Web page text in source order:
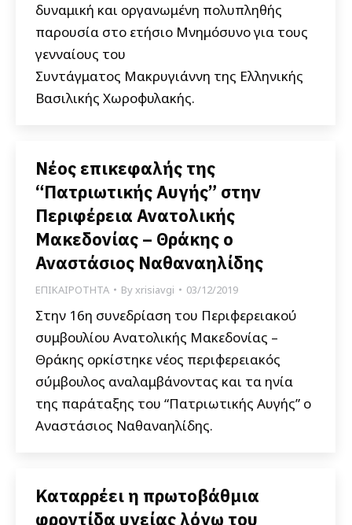
δυναμική και οργανωμένη πολυπληθής
παρουσία στο ετήσιο Μνημόσυνο για τους
γενναίους του
Συντάγματος Μακρυγιάννη της Ελληνικής
Βασιλικής Χωροφυλακής.
Νέος επικεφαλής της
“Πατριωτικής Αυγής” στην
Περιφέρεια Ανατολικής
Μακεδονίας – Θράκης ο
Αναστάσιος Ναθαναηλίδης
ΕΠΙΚΑΙΡΟΤΗΤΑ Byxrisiavgi 03/12/2019
Στην 16η συνεδρίαση του Περιφερειακού
συμβουλίου Ανατολικής Μακεδονίας –
Θράκης ορκίστηκε νέος περιφερειακός
σύμβουλος αναλαμβάνοντας και τα ηνία
της παράταξης του “Πατριωτικής Αυγής” ο
Αναστάσιος Ναθαναηλίδης.
Καταρρέει η πρωτοβάθμια
φροντίδα υγείας λόγω του